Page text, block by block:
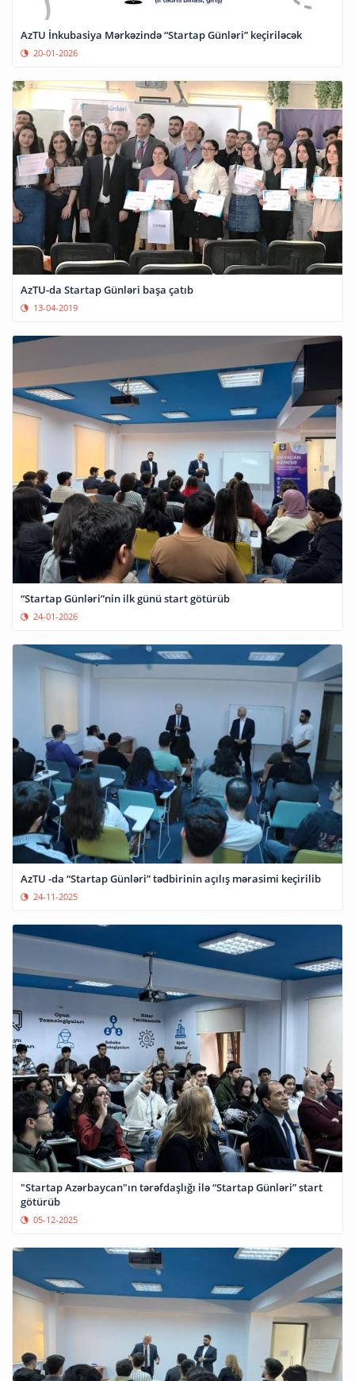
AzTU İnkubasiya Mərkəzində “Startap Günləri” keçiriləcək
20-01-2026
AzTU-da Startap Günləri başa çatıb
13-04-2019
“Startap Günləri”nin ilk günü start götürüb
24-01-2026
AzTU -da “Startap Günləri” tədbirinin açılış mərasimi keçirilib
24-11-2025
"Startap Azərbaycan"ın tərəfdaşlığı ilə “Startap Günləri” start
götürüb
05-12-2025